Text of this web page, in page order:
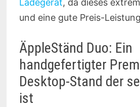
und eine gute Preis-
ÄppleStänd Duo: Ein
handgefertigter
Desktop-Stand der
ist